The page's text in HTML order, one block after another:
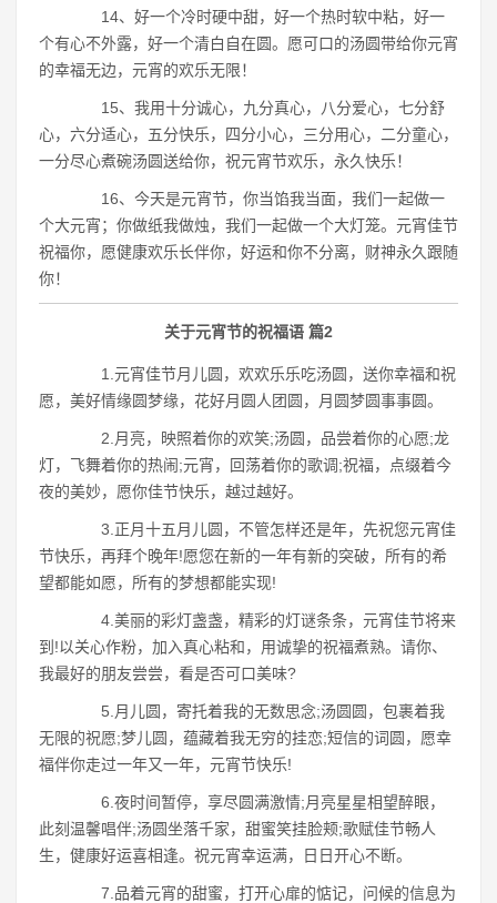
14、好一个冷时硬中甜，好一个热时软中粘，好一
个有心不外露，好一个清白自在圆。愿可口的汤圆带给你元宵
的幸福无边，元宵的欢乐无限！
15、我用十分诚心，九分真心，八分爱心，七分舒
心，六分适心，五分快乐，四分小心，三分用心，二分童心，
一分尽心煮碗汤圆送给你，祝元宵节欢乐，永久快乐！
16、今天是元宵节，你当馅我当面，我们一起做一
个大元宵；你做纸我做烛，我们一起做一个大灯笼。元宵佳节
祝福你，愿健康欢乐长伴你，好运和你不分离，财神永久跟随
你！
关于元宵节的祝福语 篇2
1.元宵佳节月儿圆，欢欢乐乐吃汤圆，送你幸福和祝
愿，美好情缘圆梦缘，花好月圆人团圆，月圆梦圆事事圆。
2.月亮，映照着你的欢笑;汤圆，品尝着你的心愿;龙
灯，飞舞着你的热闹;元宵，回荡着你的歌调;祝福，点缀着今
夜的美妙，愿你佳节快乐，越过越好。
3.正月十五月儿圆，不管怎样还是年，先祝您元宵佳
节快乐，再拜个晚年!愿您在新的一年有新的突破，所有的希
望都能如愿，所有的梦想都能实现!
4.美丽的彩灯盏盏，精彩的灯谜条条，元宵佳节将来
到!以关心作粉，加入真心粘和，用诚挚的祝福煮熟。请你、
我最好的朋友尝尝，看是否可口美味?
5.月儿圆，寄托着我的无数思念;汤圆圆，包裹着我
无限的祝愿;梦儿圆，蕴藏着我无穷的挂恋;短信的词圆，愿幸
福伴你走过一年又一年，元宵节快乐!
6.夜时间暂停，享尽圆满激情;月亮星星相望醉眼，
此刻温馨唱伴;汤圆坐落千家，甜蜜笑挂脸颊;歌赋佳节畅人
生，健康好运喜相逢。祝元宵幸运满，日日开心不断。
7.品着元宵的甜蜜，打开心扉的惦记，问候的信息为